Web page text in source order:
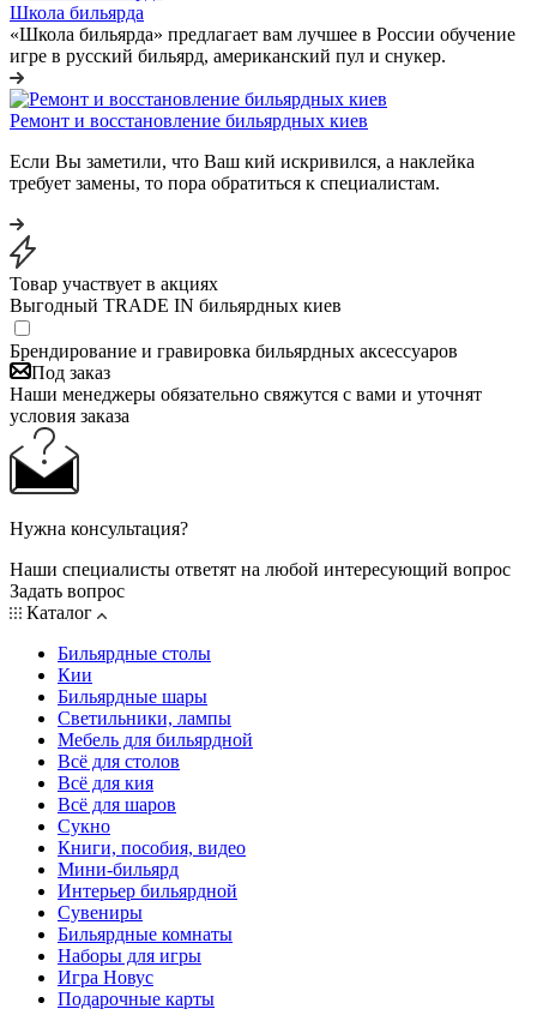
Школа бильярда
«Школа бильярда» предлагает вам лучшее в России обучение
игре в русский бильярд, американский пул и снукер.
Ремонт и восстановление бильярдных киев
Если Вы заметили, что Ваш кий искривился, а наклейка
требует замены, то пора обратиться к специалистам.
Товар участвует в акциях
Выгодный TRADE IN бильярдных киев
Брендирование и гравировка бильярдных аксессуаров
Под заказ
Наши менеджеры обязательно свяжутся с вами и уточнят
условия заказа
Нужна консультация?
Наши специалисты ответят на любой интересующий вопрос
Задать вопрос
Каталог
Бильярдные столы
Кии
Бильярдные шары
Светильники, лампы
Мебель для бильярдной
Всё для столов
Всё для кия
Всё для шаров
Сукно
Книги, пособия, видео
Мини-бильярд
Интерьер бильярдной
Сувениры
Бильярдные комнаты
Наборы для игры
Игра Новус
Подарочные карты